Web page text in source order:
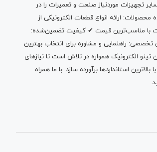
تجهیزات موردنیاز صنعت و تعمیرات را در
ارائه انواع قطعات الکترونیکی از
با مناسب‌ترین قیمت ✔ کیفیت تضمین‌شده:
راهنمایی و مشاوره برای انتخاب بهترین
الکترونیک همواره در تلاش است تا نیازهای
استانداردها برآورده سازد. با ما همراه